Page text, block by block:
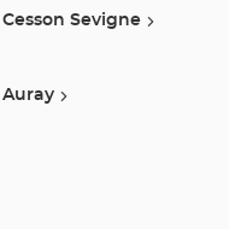
Cesson Sevigne
Auray